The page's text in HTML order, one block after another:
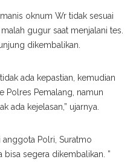
oknum Wr tidak sesuai
gugur saat menjalani tes.
dikembalikan.
ada kepastian, kemudian
Polres Pemalang, namun
ada kejelasan,” ujarnya.
anggota Polri, Suratmo
segera dikembalikan. ”